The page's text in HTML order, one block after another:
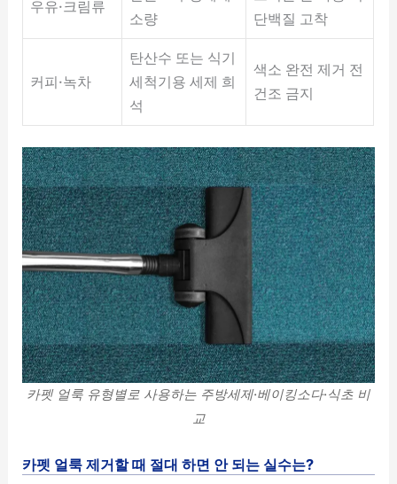
우유·크림류
소량
단백질 고착
커피·녹차
탄산수 또는 식기
세척기용 세제 희
석
색소 완전 제거 전
건조 금지
카펫 얼룩 유형별로 사용하는 주방세제·베이킹소다·식초 비
교
카펫 얼룩 제거할 때 절대 하면 안 되는 실수는?